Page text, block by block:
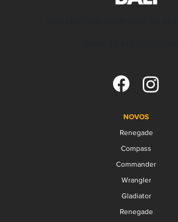
NOVOS
Renegade
Compass
Commander
Wrangler
Gladiator
Renegade